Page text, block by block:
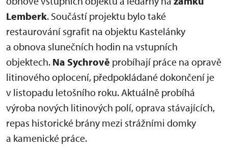
Lemberk. Součástí projektu bylo také
restaurování sgrafit na objektu Kastelánky
a obnova slunečních hodin na vstupních
objektech. Na Sychrově probíhají práce na opravě
litinového oplocení, předpokládané dokončení je
v listopadu letošního roku. Aktuálně probíhá
výroba nových litinových polí, oprava stávajících,
repas historické brány mezi strážními domky
a kamenické práce.